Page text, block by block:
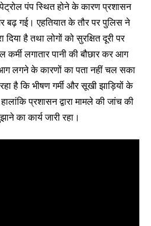
पंप स्थित होने के कारण प्रशासन
बढ़ गई। एहतियात के तौर पर पुलिस ने
है तथा लोगों को सुरक्षित दूरी पर
लगातार पानी की बौछार कर आग
लगने के कारणों का पता नहीं चल सका
है कि भीषण गर्मी और सूखी झाड़ियों के
प्रशासन द्वारा मामले की जांच की
का कार्य जारी रहा।